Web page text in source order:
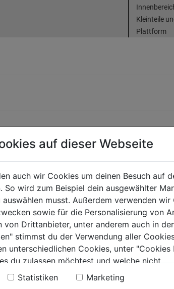
Kleinteile
Plattform
AUS DIESER KATEGORIE
auf dieser Webseite
auch wir Cookies um deinen Besuch auf
So wird zum Beispiel dein ausgewählter
musst. Außerdem verwenden wir
sowie für die Personalisierung von
Drittanbieter, unter anderem auch in
stimmst du der Verwendung aller
unterschiedlichen Cookies, unter "Cookies
du zulassen möchtest und welche nicht.
Datenschutzerklärung
Statistiken Marketing